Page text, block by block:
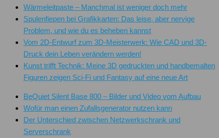
Wärmeleitpaste – Manchmal ist weniger doch mehr
Spulenfiepen bei Grafikkarten: Das leise, aber nervige
Problem, und wie du es beheben kannst
Vom 2D-Entwurf zum 3D-Meisterwerk: Wie CAD und 3D-
Druck dein Leben verändern werden!
Kunst trifft Technik: Meine 3D gedruckten und handbemalten
Figuren zeigen Sci-Fi und Fantasy auf eine neue Art
BeQuiet Silent Base 800 – Bilder und Video vom Aufbau
Wofür man einen Zufallsgenerator nutzen kann
Der Unterschied zwischen Netzwerkschrank und
Serverschrank